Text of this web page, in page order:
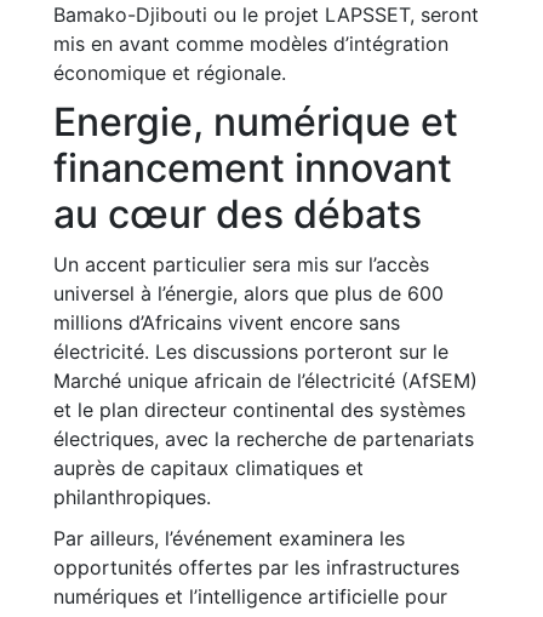
Bamako-Djibouti ou le projet LAPSSET, seront
mis en avant comme modèles d’intégration
économique et régionale.
Energie, numérique et
financement innovant
au cœur des débats
Un accent particulier sera mis sur l’accès
universel à l’énergie, alors que plus de 600
millions d’Africains vivent encore sans
électricité. Les discussions porteront sur le
Marché unique africain de l’électricité (AfSEM)
et le plan directeur continental des systèmes
électriques, avec la recherche de partenariats
auprès de capitaux climatiques et
philanthropiques.
Par ailleurs, l’événement examinera les
opportunités offertes par les infrastructures
numériques et l’intelligence artificielle pour